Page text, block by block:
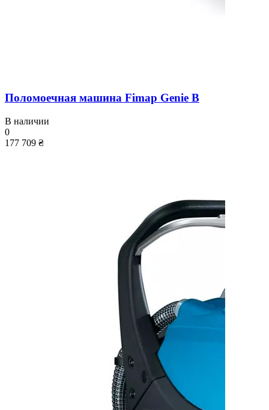
Поломоечная машина Fimap Genie B
В наличии
0
177 709 ₴